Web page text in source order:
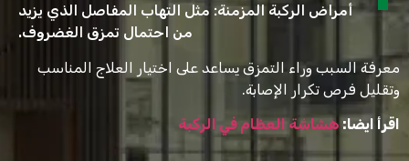
أمراض الركبة المزمنة: مثل التهاب المفاصل الذي يزيد
من احتمال تمزق الغضروف.
معرفة السبب وراء التمزق يساعد على اختيار العلاج المناسب
وتقليل فرص تكرار الإصابة.
اقرأ ايضا: هشاشة العظام في الركبة